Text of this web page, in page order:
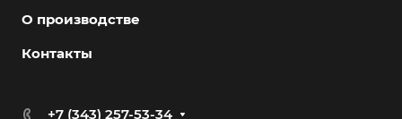
О производстве
Контакты
+7 (343) 257-53-34